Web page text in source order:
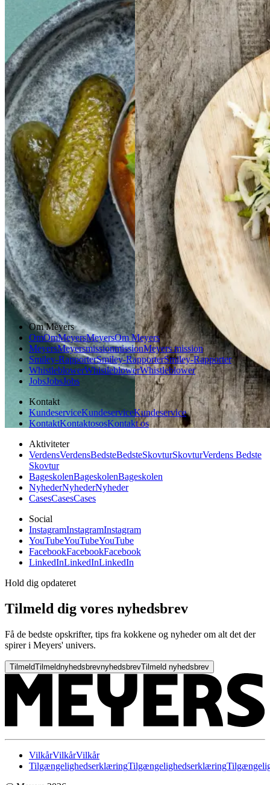
Sloppy Sloppy JoeJoe
Gem opskrift
Morgenmad
Frokost
FrikadellerFrikadell
er medmed
smørspidskål,smørsp
idskål,
kartoflerkartofler
ogog
sennepsdressingsenn
epsdressing
Gem opskrift
Aftensmad
Forårsmad
Sommermad
Dansk mad
Om Meyers
OmOmMeyersMeyersOm Meyers
MeyersMeyersmissionmissionMeyers mission
Smiley-RapporterSmiley-RapporterSmiley-Rapporter
WhistleblowerWhistleblowerWhistleblower
JobsJobsJobs
Kontakt
KundeserviceKundeserviceKundeservice
KontaktKontaktososKontakt os
Aktiviteter
VerdensVerdensBedsteBedsteSkovturSkovturVerdens Bedste
Skovtur
BageskolenBageskolenBageskolen
NyhederNyhederNyheder
CasesCasesCases
Social
InstagramInstagramInstagram
YouTubeYouTubeYouTube
FacebookFacebookFacebook
LinkedInLinkedInLinkedIn
Hold dig opdateret
Tilmeld dig vores nyhedsbrev
Få de bedste opskrifter, tips fra kokkene og nyheder om alt det der
spirer i Meyers' univers.
TilmeldTilmeldnyhedsbrevnyhedsbrevTilmeld nyhedsbrev
VilkårVilkårVilkår
TilgængelighedserklæringTilgængelighedserklæring